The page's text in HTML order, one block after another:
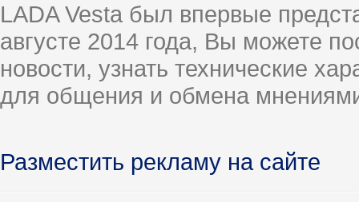
LADA Vesta был впервые
августе 2014 года, Вы можете
новости, узнать технические
для общения и обмена
Разместить рекламу на сайте